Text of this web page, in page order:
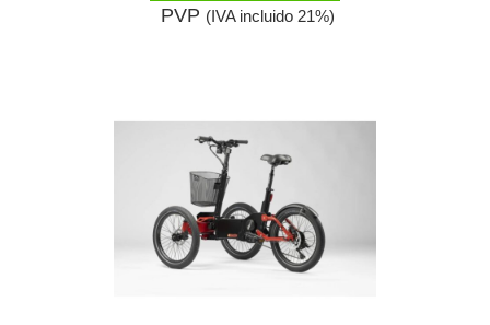
PVP (IVA incluido 21%)